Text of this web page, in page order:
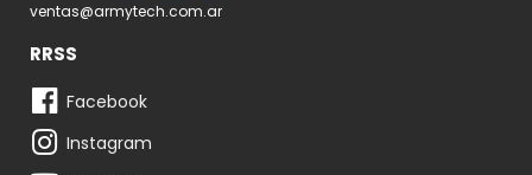
ventas@armytech.com.ar
RRSS
Facebook
Instagram